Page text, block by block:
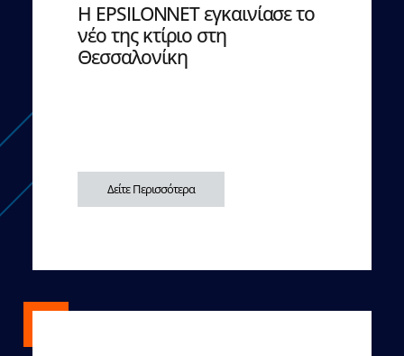
Η EPSILONNET εγκαινίασε το
νέο της κτίριο στη
Θεσσαλονίκη
Δείτε Περισσότερα